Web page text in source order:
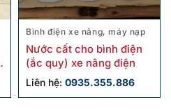
Bình điện xe nâng, máy nạp
Nước cất cho bình điện
(ắc quy) xe nâng điện
Liên hệ: 0935.355.886